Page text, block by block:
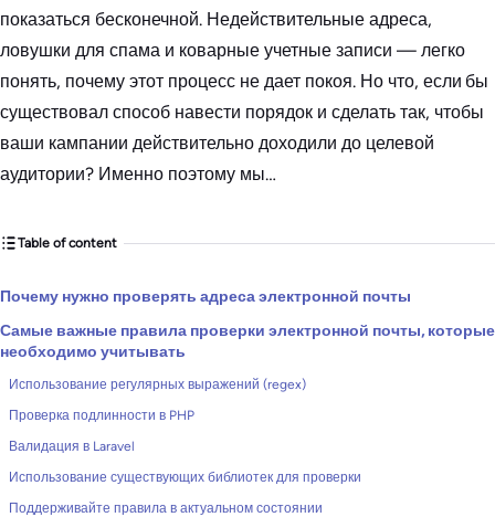
показаться бесконечной. Недействительные адреса,
ловушки для спама и коварные учетные записи — легко
понять, почему этот процесс не дает покоя. Но что, если бы
существовал способ навести порядок и сделать так, чтобы
ваши кампании действительно доходили до целевой
аудитории? Именно поэтому мы…
Table of content
Почему нужно проверять адреса электронной почты
Самые важные правила проверки электронной почты, которые
необходимо учитывать
Использование регулярных выражений (regex)
Проверка подлинности в PHP
Валидация в Laravel
Использование существующих библиотек для проверки
Поддерживайте правила в актуальном состоянии